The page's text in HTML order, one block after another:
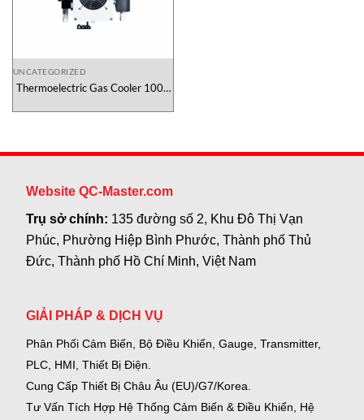
UNCATEGORIZED
Thermoelectric Gas Cooler 1000
Nam
Website QC-Master.com
Trụ sở chính: 135 đường số 2, Khu Đô Thị Vạn
Phúc, Phường Hiệp Bình Phước, Thành phố Thủ
Đức, Thành phố Hồ Chí Minh, Việt Nam
GIẢI PHÁP & DỊCH VỤ
Phân Phối Cảm Biến, Bộ Điều Khiển, Gauge, Transmitter,
PLC, HMI, Thiết Bị Điện.
Cung Cấp Thiết Bị Châu Âu (EU)/G7/Korea.
Tư Vấn Tích Hợp Hệ Thống Cảm Biến & Điều Khiển, Hệ